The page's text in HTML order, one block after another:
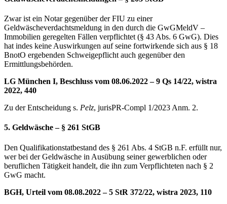
Zwar ist ein Notar gegenüber der FIU zu einer
Geldwäscheverdachtsmeldung in den durch die GwGMeldV –
Immobilien geregelten Fällen verpflichtet (§ 43 Abs. 6 GwG). Dies
hat indes keine Auswirkungen auf seine fortwirkende sich aus § 18
BnotO ergebenden Schweigepflicht auch gegenüber den
Ermittlungsbehörden.
LG München I, Beschluss vom 08.06.2022 – 9 Qs 14/22, wistra
2022, 440
Zu der Entscheidung s. Pelz, jurisPR-Compl 1/2023 Anm. 2.
5. Geldwäsche – § 261 StGB
Den Qualifikationstatbestand des § 261 Abs. 4 StGB n.F. erfüllt nur,
wer bei der Geldwäsche in Ausübung seiner gewerblichen oder
beruflichen Tätigkeit handelt, die ihn zum Verpflichteten nach § 2
GwG macht.
BGH, Urteil vom 08.08.2022 – 5 StR 372/22, wistra 2023, 110